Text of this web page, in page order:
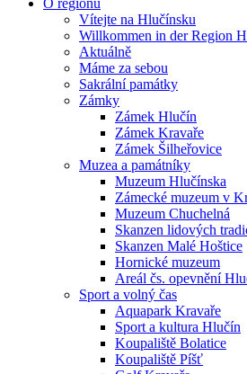
O regionu
Vítejte na Hlučínsku
Willkommen in der Region
Aktuálně
Máme za sebou
Sakrální památky
Zámky
Zámek Hlučín
Zámek Kravaře
Zámek Šilheřovice
Muzea a památníky
Muzeum Hlučínska
Zámecké muzeum v
Muzeum Chuchelná
Skanzen lidových
Skanzen Malé Hoštice
Hornické muzeum
Areál čs. opevnění
Sport a volný čas
Aquapark Kravaře
Sport a kultura Hlučín
Koupaliště Bolatice
Koupaliště Píšť